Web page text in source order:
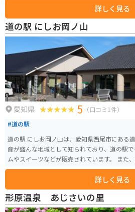
が行われ、さらにパワーアップした注目スポッ
詳しく見る
道の駅 にしお岡ノ山
愛知県 5 （口コミ1件）
#道の駅
道の駅 にしお岡ノ山は、愛知県西尾市にある
産が盛んな地域として知られており、道の駅
ムやスイーツなどが販売されています。 また、道の駅 にしお岡ノ山は、三河
湾を一望できる絶景スポットとしても人気が
半島や篠崎海岸などを見渡すことができ、天
ができます。 バイクで訪れる場合、道の駅には広い駐車場が完備されている
ので安心です。周辺には、三河湾スカイライ
ンディングロードもたくさんあります。 西尾市は、抹茶の他にも、うなぎや
詳しく見る
形原温泉 あじさいの里